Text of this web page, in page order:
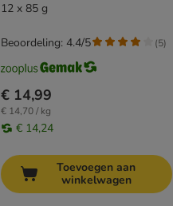
12 x 85 g
€ 14,99
€ 14,70 / kg
€ 14,24
Beoordeling: 4.4/5 (5)
Toevoegen aan
winkelwagen